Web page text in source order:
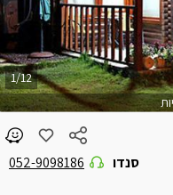
סנדו 052-9098186
1/12